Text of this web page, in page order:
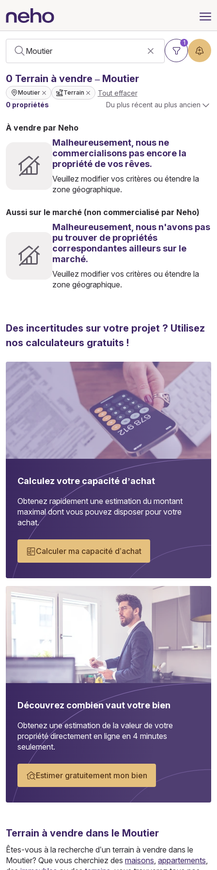
1
0 Terrain à vendre – Moutier
Moutier Terrain
Tout effacer
0 propriétés
Du plus récent au plus ancien
À vendre par Neho
Malheureusement, nous ne
commercialisons pas encore la
propriété de vos rêves.
Veuillez modifier vos critères ou étendre la
zone géographique.
Aussi sur le marché (non commercialisé par Neho)
Malheureusement, nous n'avons pas
pu trouver de propriétés
correspondantes ailleurs sur le
marché.
Veuillez modifier vos critères ou étendre la
zone géographique.
Des incertitudes sur votre projet ? Utilisez
nos calculateurs gratuits !
Calculez votre capacité d’achat
Obtenez rapidement une estimation du montant
maximal dont vous pouvez disposer pour votre
achat.
Calculer ma capacité d’achat
Découvrez combien vaut votre bien
Obtenez une estimation de la valeur de votre
propriété directement en ligne en 4 minutes
seulement.
Estimer gratuitement mon bien
Terrain à vendre dans le Moutier
Êtes-vous à la recherche d’un terrain à vendre dans le
Moutier? Que vous cherchiez des maisons, appartements,